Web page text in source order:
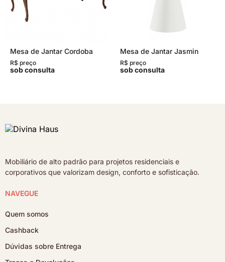
Mesa de Jantar Cordoba
R$ preço
sob consulta
Mesa de Jantar Jasmin
R$ preço
sob consulta
Mobiliário de alto padrão para projetos residenciais e
corporativos que valorizam design, conforto e sofisticação.
NAVEGUE
Quem somos
Cashback
Dúvidas sobre Entrega